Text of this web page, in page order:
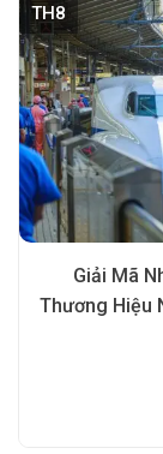
TH8
Giải Mã
Thương Hiệu